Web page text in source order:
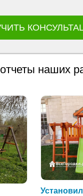
наших